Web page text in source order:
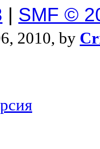
| SMF ©
2010, by